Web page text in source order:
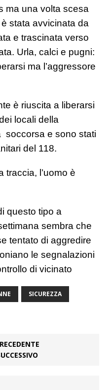
ma una volta scesa
stata avvicinata da
e trascinata verso
Urla, calci e pugni:
ma l’aggressore
è riuscita a liberarsi
locali della
soccorsa e sono stati
del 118.
traccia, l’uomo è
questo tipo a
sembra che
tentato di aggredire
le segnalazioni
di vicinato
SICUREZZA